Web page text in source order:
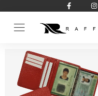
CARTEIRAS RFID